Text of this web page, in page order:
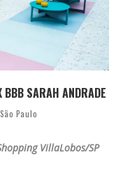
SARAH ANDRADE
São Paulo
VillaLobos/SP